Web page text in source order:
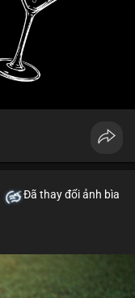
Đã thay đổi ảnh bìa